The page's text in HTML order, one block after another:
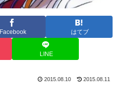
Facebook はてブ
LINE
2015.08.10 2015.08.11